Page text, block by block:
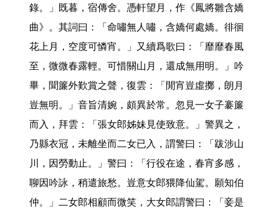
錄。」既暮，宿傳舍。憑軒望月，作《鳳將雛含嬌
曲》。其詞曰：「命嘯無人嘯，含嬌何處嬌。徘徊
花上月，空度可憐宵。」又續爲歌曰：「靡靡春風
至，微微春露輕。可惜關山月，還成無用明。」吟
畢，聞簾外歎賞之聲，復雲：「閒宵豈虛擲，朗月
豈無明。」音旨清婉，頗異於常。忽見一女子褰簾
而入，拜雲：「張女郎姊妹見使致意。」警異之，
乃縣衣冠，未離坐而二女已入，謂警曰：「跋涉山
川，因勞動止。」警曰：「行役在途，春宵多感，
聊因吟詠，稍遣旅愁。豈意女郎猥降仙駕。願知伯
仲。」二女郎相顧而微笑，大女郎謂警曰：「妾是